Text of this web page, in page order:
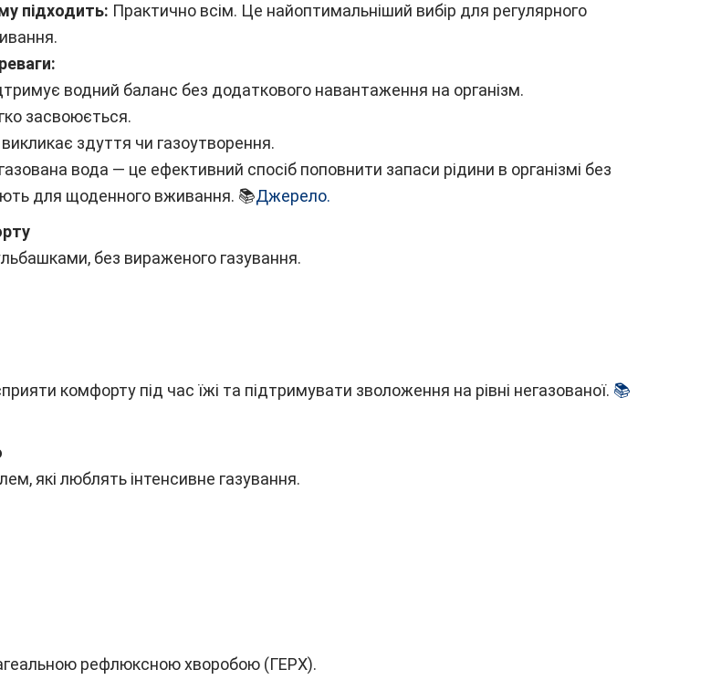
підходить: Практично всім. Це найоптимальніший вибір для регулярного
водний баланс без додаткового навантаження на організм.
засвоюється.
здуття чи газоутворення.
вода — це ефективний спосіб поповнити запаси рідини в організмі без
для щоденного вживання. 📚Джерело.
без вираженого газування.
комфорту під час їжі та підтримувати зволоження на рівні негазованої. 📚
які люблять інтенсивне газування.
рефлюксною хворобою (ГЕРХ).